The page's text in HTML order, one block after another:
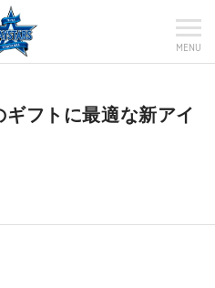
MENU
フトに最適な新アイ